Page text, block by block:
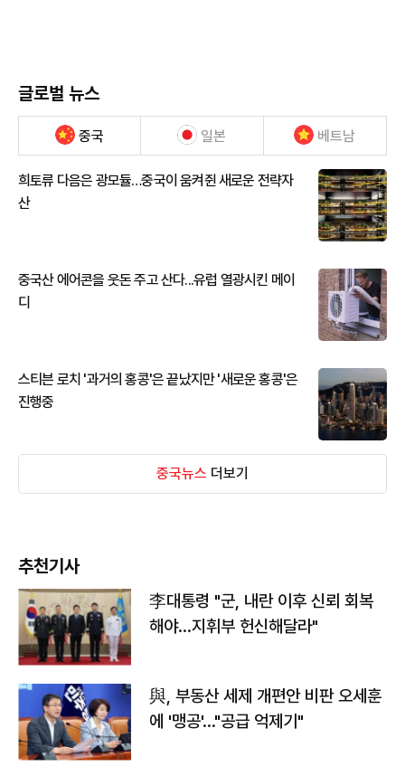
글로벌 뉴스
중국 일본 베트남
희토류 다음은 광모듈…중국이 움켜쥔 새로운 전략자
산
중국산 에어콘을 웃돈 주고 산다...유럽 열광시킨 메이
디
스티븐 로치 '과거의 홍콩'은 끝났지만 '새로운 홍콩'은
진행중
중국뉴스 더보기
추천기사
李대통령 "군, 내란 이후 신뢰 회복
해야…지휘부 헌신해달라"
與, 부동산 세제 개편안 비판 오세훈
에 '맹공'…"공급 억제기"